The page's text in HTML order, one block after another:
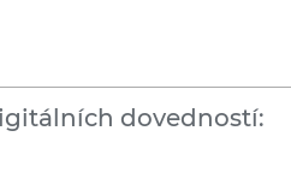
dovedností: